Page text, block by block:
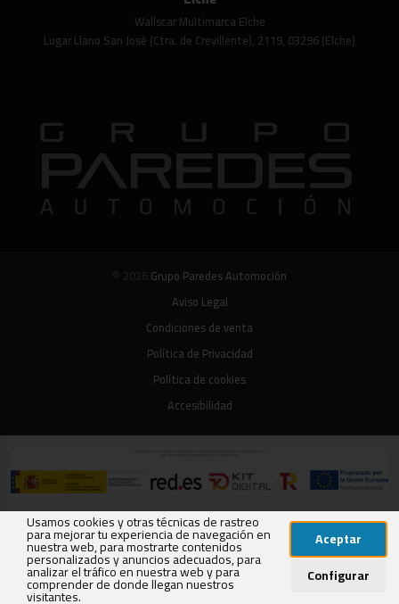
Usamos cookies y otras técnicas de rastreo
para mejorar tu experiencia de navegación en
nuestra web, para mostrarte contenidos
personalizados y anuncios adecuados, para
analizar el tráfico en nuestra web y para
comprender de donde llegan nuestros
visitantes.
Aceptar
Configurar
Wallscar Multimarca Elche
Lugar Llano San José (Ctra. de Crevillente), 2119, 03296 (Elche)
Grupo Paredes Automoción
Aviso Legal
Condiciones de venta
Política de Privacidad
Política de cookies
Accesibilidad